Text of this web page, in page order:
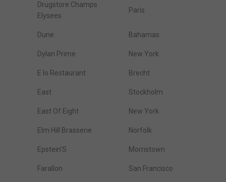
Drugstore Champs
Elysees
Paris
Dune Bahamas
Dylan Prime New York
E Io Restaurant Brecht
East Stockholm
East Of Eight New York
Elm Hill Brasserie Norfolk
Epstein'S Morristown
Farallon San Francisco